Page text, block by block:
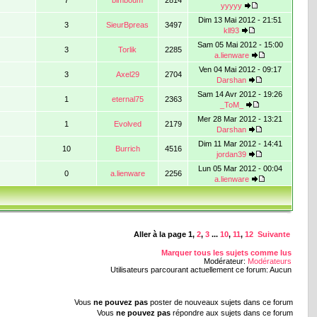
yyyyy
3 SieurBpreas 3497
Dim 13 Mai 2012 - 21:51
kll93
3 Torlik 2285
Sam 05 Mai 2012 - 15:00
a.lienware
3 Axel29 2704
Ven 04 Mai 2012 - 09:17
Darshan
1 eternal75 2363
Sam 14 Avr 2012 - 19:26
_ToM_
1 Evolved 2179
Mer 28 Mar 2012 - 13:21
Darshan
10 Burrich 4516
Dim 11 Mar 2012 - 14:41
jordan39
0 a.lienware 2256
Lun 05 Mar 2012 - 00:04
a.lienware
Aller à la page1,2,3 ...10,11,12 Suivante
Marquer tous les sujets comme lus
Modérateur: Modérateurs
Utilisateurs parcourant actuellement ce forum: Aucun
Vousne pouvez pas poster de nouveaux sujets dans ce forum
Vousne pouvez pas répondre aux sujets dans ce forum